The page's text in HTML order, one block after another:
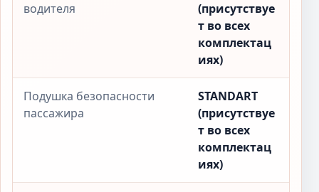
водителя
(присутствуе
т во всех
комплектац
иях)
Подушка безопасности
пассажира
STANDART
(присутствуе
т во всех
комплектац
иях)